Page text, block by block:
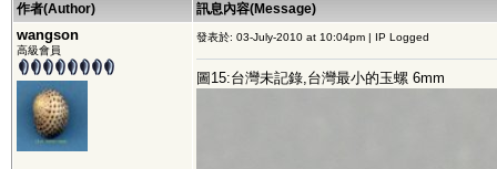
作者(Author) 訊息內容(Message)
wangson
高級會員
發表於: 03-July-2010 at 10:04pm | IP Logged
圖15:台灣未記錄,台灣最小的玉螺 6mm